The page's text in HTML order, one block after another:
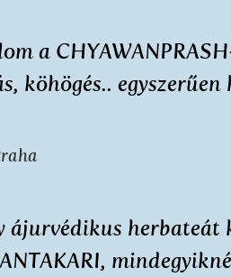
a
köhögés..
ájurvédikus